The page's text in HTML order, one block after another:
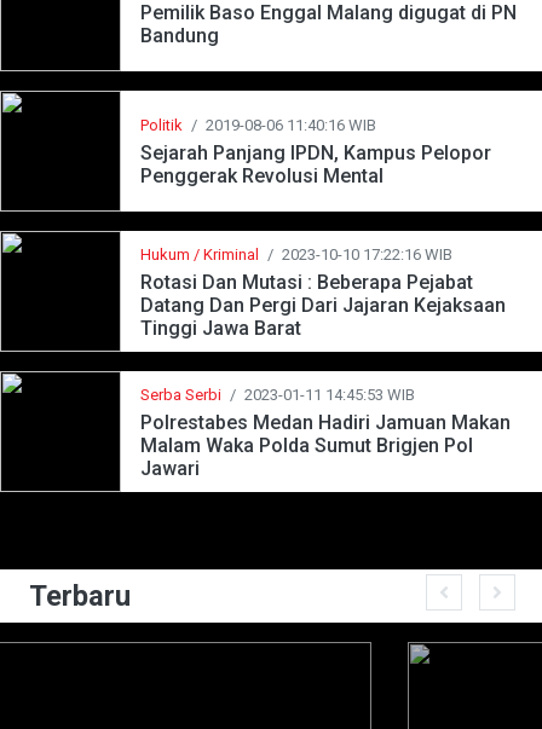
Pemilik Baso Enggal Malang digugat di PN
Bandung
Politik / 2019-08-06 11:40:16 WIB
Sejarah Panjang IPDN, Kampus Pelopor
Penggerak Revolusi Mental
Hukum / Kriminal / 2023-10-10 17:22:16 WIB
Rotasi Dan Mutasi : Beberapa Pejabat
Datang Dan Pergi Dari Jajaran Kejaksaan
Tinggi Jawa Barat
Serba Serbi / 2023-01-11 14:45:53 WIB
Polrestabes Medan Hadiri Jamuan Makan
Malam Waka Polda Sumut Brigjen Pol
Jawari
Terbaru